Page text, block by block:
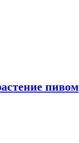
пивом